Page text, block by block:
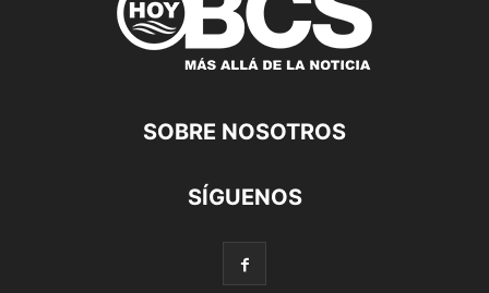
SOBRE NOSOTROS
SÍGUENOS